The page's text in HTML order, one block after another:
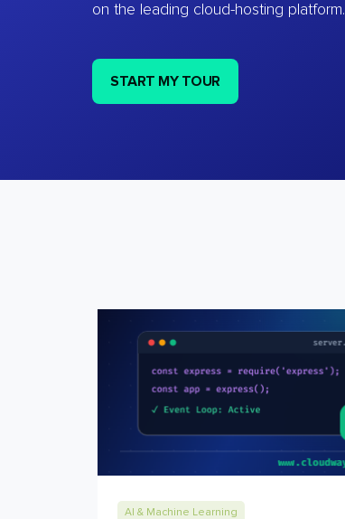
on the leading cloud-hosting platform.
START MY TOUR
AI & Machine Learning